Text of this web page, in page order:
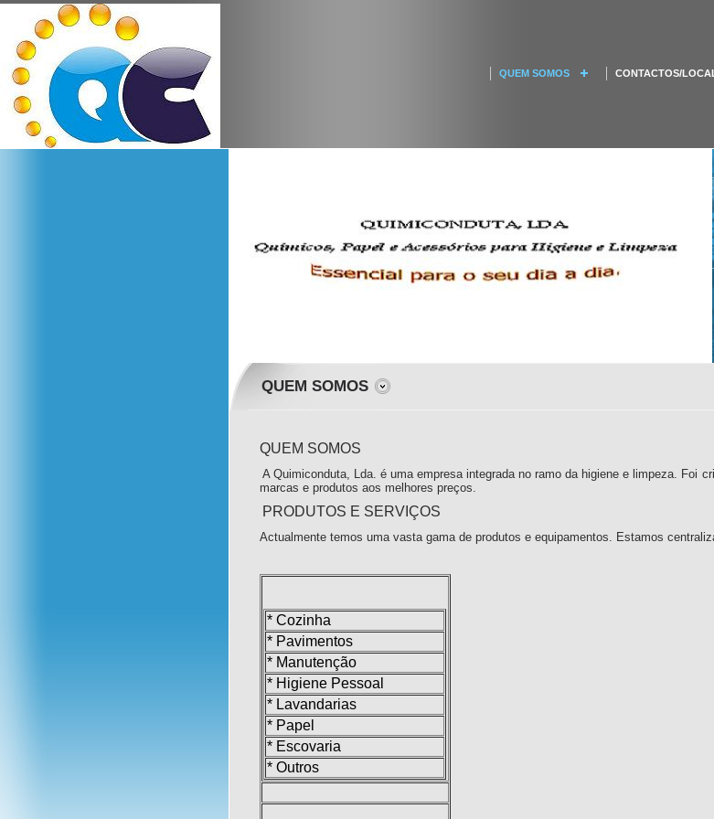
QUEM SOMOS CONTACTOS/
QUEM SOMOS
QUEM SOMOS
A Quimiconduta, Lda. é uma empresa integrada no ramo da higiene e limpeza. Foi
marcas e produtos aos melhores preços.
PRODUTOS E SERVIÇOS
Actualmente temos uma vasta gama de produtos e equipamentos. Estamos
* Cozinha
* Pavimentos
* Manutenção
* Higiene Pessoal
* Lavandarias
* Papel
* Escovaria
* Outros